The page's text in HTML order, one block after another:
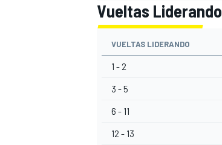
Vueltas Liderando
VUELTAS LIDERANDO
1 - 2
3 - 5
6 - 11
12 - 13